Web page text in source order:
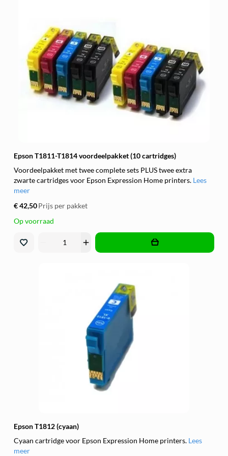
Epson T1811-T1814 voordeelpakket (10 cartridges)
Voordeelpakket met twee complete sets PLUS twee extra
zwarte cartridges voor Epson Expression Home printers. Lees
meer
€ 42,50Prijs per pakket
Op voorraad
add
Epson T1812 (cyaan)
Cyaan cartridge voor Epson Expression Home printers. Lees
meer